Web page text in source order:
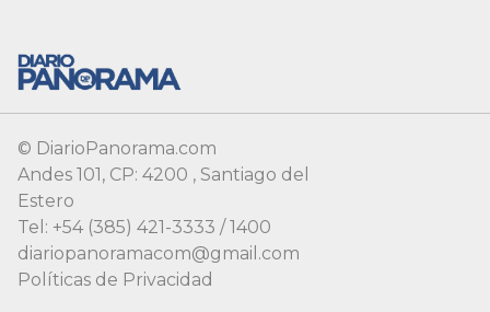
© DiarioPanorama.com
Andes 101, CP: 4200 , Santiago del
Estero
Tel: +54 (385) 421-3333 / 1400
diariopanoramacom@gmail.com
Políticas de Privacidad